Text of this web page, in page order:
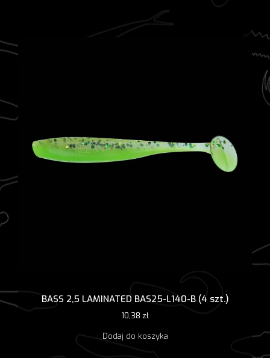
BASS 2,5 LAMINATED BAS25-L140-B (4 szt.)
10,38 zł
Dodaj do koszyka